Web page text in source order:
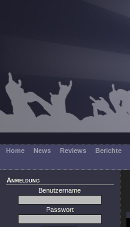
Home News Reviews Berichte
Anmeldung
Benutzername
Passwort